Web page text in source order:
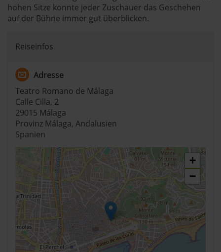
hohen Sitze konnte jeder Zuschauer das Geschehen
auf der Bühne immer gut überblicken.
Reiseinfos
Adresse
Teatro Romano de Málaga
Calle Cilla, 2
29015 Málaga
Provinz Málaga, Andalusien
Spanien
+
−